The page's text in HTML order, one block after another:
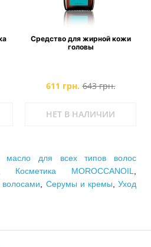
Средство для жирной кожи
головы
611 грн. 643 грн.
НЕТ В НАЛИЧИИ
масло для всех типов волос
Косметика MOROCCANOIL
волосами
Серумы и кремы ,Уход